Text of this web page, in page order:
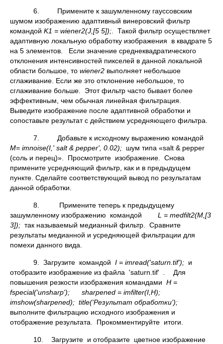
6. Примените к зашумленному гауссовским
шумом изображению адаптивный винеровский фильтр
командой K1 = wiener2(J,[5 5]); . Такой фильтр осуществляет
адаптивную локальную обработку изображения в квадрате 5
на 5 элементов. Если значение среднеквадратического
отклонения интенсивностей пикселей в данной локальной
области большое, то wiener2 выполняет небольшое
сглаживание. Если же это отклонение небольшое, то
сглаживание больше. Этот фильтр часто бывает более
эффективным, чем обычная линейная фильтрация.
Выведите изображение после адаптивной обработки и
сопоставьте результат с действием усредняющего фильтра.
7. Добавьте к исходному выражению командой
M= imnoise(I,' salt & pepper', 0.02); шум типа «salt & pepper
(соль и перец)». Просмотрите изображение. Снова
примените усредняющий фильтр, как и в предыдущем
пункте. Сделайте соответствующий вывод по результатам
данной обработки.
8. Примените теперь к предыдущему
зашумленному изображению командой L = medfilt2(M,[3
3]); так называемый медианный фильтр. Сравните
результаты медианной и усредняющей фильтрации для
помехи данного вида.
9. Загрузите командойI = imread('saturn.tif'); и
отобразите изображение из файла 'saturn.tif'
Для
повышения резкости изображения командами H =
fspecial('unsharp'); sharpened = imfilter(I,H);
imshow(sharpened); title(‘Результат обработки');
выполните фильтрацию исходного изображения и
отображение результата. Прокомментируйте итоги.
10. Загрузите и отобразите цветное изображение